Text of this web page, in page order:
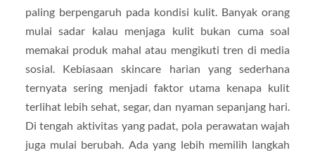
paling berpengaruh pada kondisi kulit. Banyak orang
mulai sadar kalau menjaga kulit bukan cuma soal
memakai produk mahal atau mengikuti tren di media
sosial. Kebiasaan skincare harian yang sederhana
ternyata sering menjadi faktor utama kenapa kulit
terlihat lebih sehat, segar, dan nyaman sepanjang hari.
Di tengah aktivitas yang padat, pola perawatan wajah
juga mulai berubah. Ada yang lebih memilih langkah